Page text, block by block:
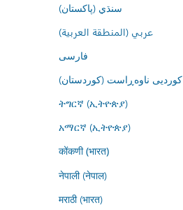
سنڌي (پاکستان)
عربي (المنطقة العربية)
فارسى
کوردیی ناوەڕاست (کوردستان)
ትግርኛ (ኢትዮጵያ)
አማርኛ (ኢትዮጵያ)
कोंकणी (भारत)
नेपाली (नेपाल)
मराठी (भारत)